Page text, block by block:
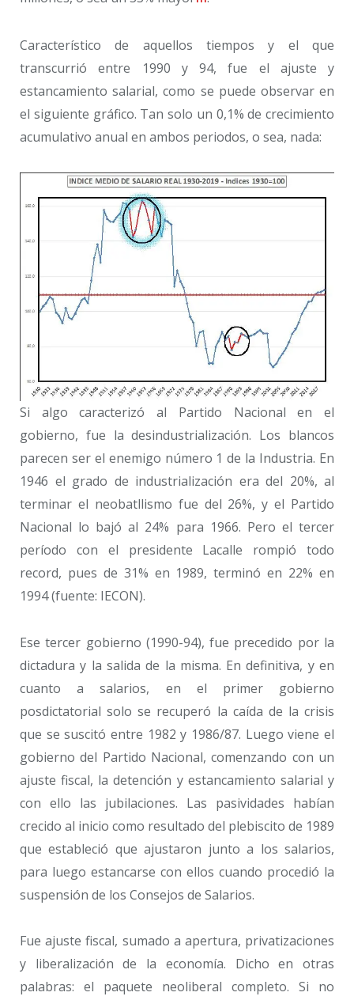
Característico de aquellos tiempos y el que
transcurrió entre 1990 y 94, fue el ajuste y
estancamiento salarial, como se puede observar en
el siguiente gráfico. Tan solo un 0,1% de crecimiento
acumulativo anual en ambos periodos, o sea, nada:
Si algo caracterizó al Partido Nacional en el
gobierno, fue la desindustrialización. Los blancos
parecen ser el enemigo número 1 de la Industria. En
1946 el grado de industrialización era del 20%, al
terminar el neobatllismo fue del 26%, y el Partido
Nacional lo bajó al 24% para 1966. Pero el tercer
período con el presidente Lacalle rompió todo
record, pues de 31% en 1989, terminó en 22% en
1994 (fuente: IECON).
Ese tercer gobierno (1990-94), fue precedido por la
dictadura y la salida de la misma. En definitiva, y en
cuanto a salarios, en el primer gobierno
posdictatorial solo se recuperó la caída de la crisis
que se suscitó entre 1982 y 1986/87. Luego viene el
gobierno del Partido Nacional, comenzando con un
ajuste fiscal, la detención y estancamiento salarial y
con ello las jubilaciones. Las pasividades habían
crecido al inicio como resultado del plebiscito de 1989
que estableció que ajustaron junto a los salarios,
para luego estancarse con ellos cuando procedió la
suspensión de los Consejos de Salarios.
Fue ajuste fiscal, sumado a apertura, privatizaciones
y liberalización de la economía. Dicho en otras
palabras: el paquete neoliberal completo. Si no